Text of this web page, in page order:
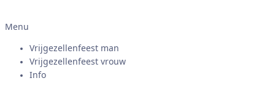
Menu
Vrijgezellenfeest man
Vrijgezellenfeest vrouw
Info